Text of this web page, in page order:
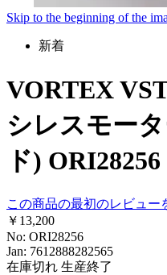
Skip to the beginning of the
新着
VORTEX
シレスモー
ド) ORI28256
この商品の最初のレビュー
￥13,200
No: ORI28256
Jan: 7612888282565
在庫切れ 生産終了